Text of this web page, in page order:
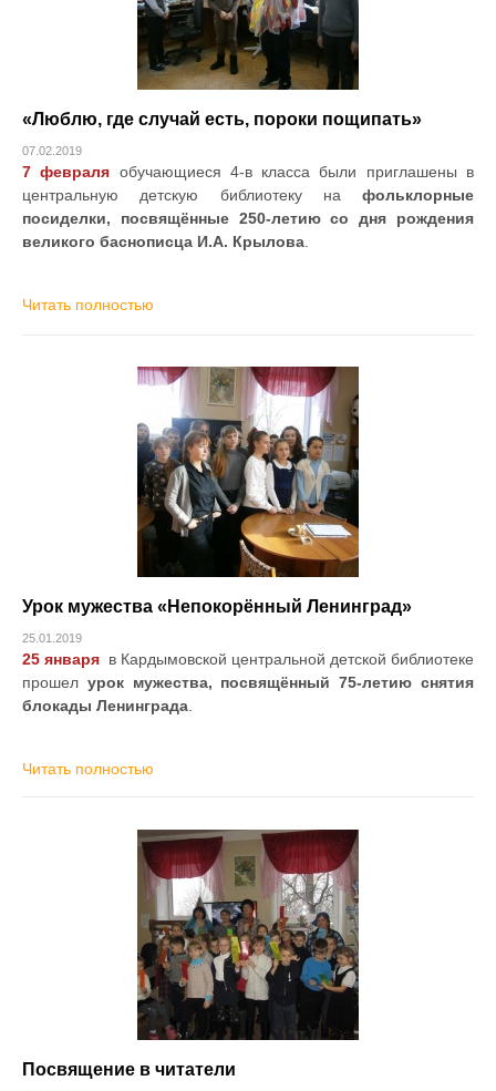
«Люблю, где случай есть, пороки пощипать»
07.02.2019
7 февраля обучающиеся 4-в класса были приглашены в
центральную детскую библиотеку на фольклорные
посиделки, посвящённые 250-летию со дня рождения
великого баснописца И.А. Крылова
Читать полностью
Урок мужества «Непокорённый Ленинград»
25.01.2019
25 января в Кардымовской центральной детской библиотеке
прошел урок мужества, посвящённый 75-летию снятия
блокады Ленинграда
Читать полностью
Посвящение в читатели